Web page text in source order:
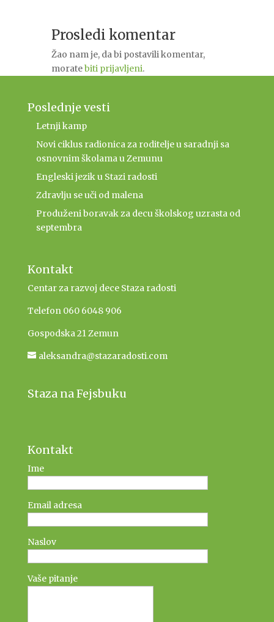
Prosledi komentar
Žao nam je, da bi postavili komentar,
moratebiti prijavljeni.
Poslednje vesti
Letnji kamp
Novi ciklus radionica za roditelje u saradnji sa
osnovnim školama u Zemunu
Engleski jezik u Stazi radosti
Zdravlju se uči od malena
Produženi boravak za decu školskog uzrasta od
septembra
Kontakt
Centar za razvoj dece Staza radosti
Telefon 060 6048 906
Gospodska 21 Zemun
aleksandra@stazaradosti.com
Staza na Fejsbuku
Kontakt
Ime
Email adresa
Naslov
Vaše pitanje